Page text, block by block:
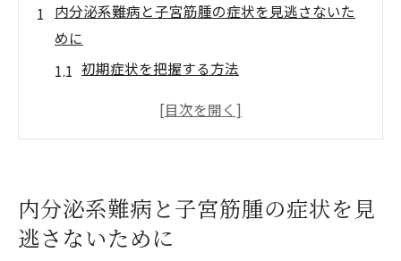
内分泌系難病と子宮筋腫の症状を見逃さないた
めに
初期症状を把握する方法
セルフチェックのポイント
早期発見のための定期検診
内分泌系難病の早期発見が子宮筋腫のリスクを
内分泌系難病と子宮筋腫の症状を見
逃さないために